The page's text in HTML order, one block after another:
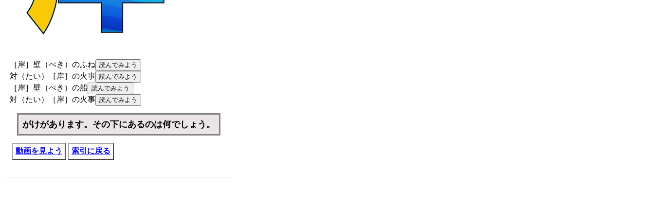
［岸］壁（ぺき）のふね
対（たい）［岸］の火事
［岸］壁（ぺき）の船
対（たい）［岸］の火事
がけがあります。その下にあるのは何でしょう。
動画を見よう 索引に戻る